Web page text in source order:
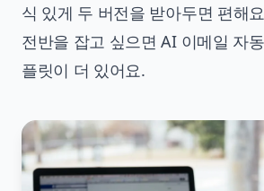
식 있게 두 버전을 받아두면 편해
전반을 잡고 싶으면AI 이메일 자
플릿이 더 있어요.